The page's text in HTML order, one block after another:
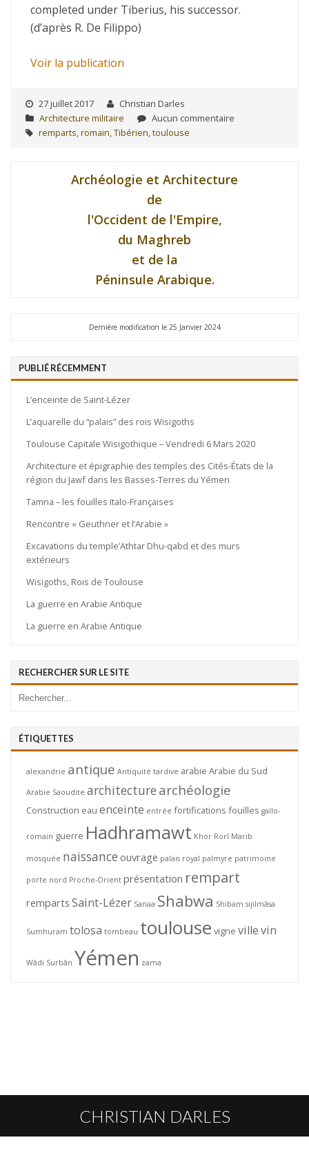
completed under Tiberius, his successor.
(d’après R. De Filippo)
Voir la publication
27 juillet 2017
Christian Darles
Architecture militaire
Aucun commentaire
remparts,romain,Tibérien,toulouse
Archéologie et Architecture
de
l'Occident de l'Empire,
du Maghreb
et de la
Péninsule Arabique.
Dernière modification le 25 Janvier 2024
PUBLIÉ RÉCEMMENT
L’enceinte de Saint-Lézer
L’aquarelle du “palais” des rois Wisigoths
Toulouse Capitale Wisigothique – Vendredi 6 Mars 2020
Architecture et épigraphie des temples des Cités-États de la
région du Jawf dans les Basses-Terres du Yémen
Tamna – les fouilles Italo-Françaises
Rencontre « Geuthner et l’Arabie »
Excavations du temple’Athtar Dhu-qabd et des murs
extérieurs
Wisigoths, Rois de Toulouse
La guerre en Arabie Antique
La guerre en Arabie Antique
RECHERCHER SUR LE SITE
ÉTIQUETTES
alexandrie antique Antiquité tardive arabie Arabie du Sud
Arabie Saoudite architecture archéologie
Construction eau enceinte entrée fortifications fouilles gallo-
romain guerre Hadhramawt Khor Rorî Marib
mosquée naissance ouvrage palais royal palmyre patrimoine
porte nord Proche-Orient présentation rempart
remparts Saint-Lézer Sanaa Shabwa Shibam sijilmâsa
Sumhuram tolosa tombeau toulouse vigne villevin
Wâdi Surbân Yémen zama
CHRISTIAN DARLES